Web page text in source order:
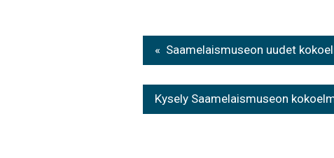
Artikkelien
selaus
Saamelaismuseon uudet
Kysely Saamelaismuseon